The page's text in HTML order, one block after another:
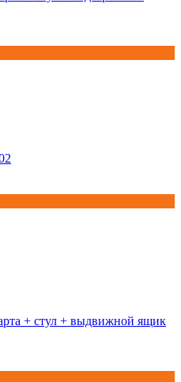
+ стул + выдвижной ящик